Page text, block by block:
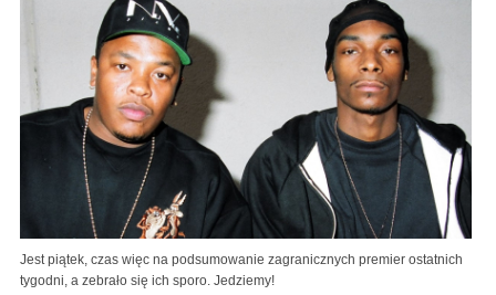
Jest piątek, czas więc na podsumowanie zagranicznych premier ostatnich
tygodni, a zebrało się ich sporo. Jedziemy!